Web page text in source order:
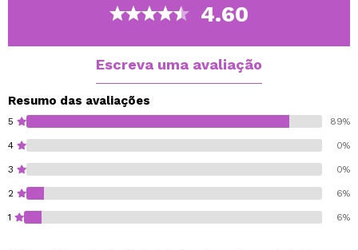
4.60
Escreva uma avaliação
Resumo das avaliações
5 89%
4 0%
3 0%
2 6%
1 6%